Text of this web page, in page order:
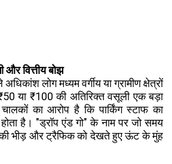
और वित्तीय बोझ
लोग मध्यम वर्गीय या ग्रामीण क्षेत्रों
या ₹100 की अतिरिक्त वसूली एक बड़ा
चालकों का आरोप है कि पार्किंग स्टाफ का
है। "ड्रॉप एंड गो" के नाम पर जो समय
की भीड़ और ट्रैफिक को देखते हुए ऊंट के मुंह